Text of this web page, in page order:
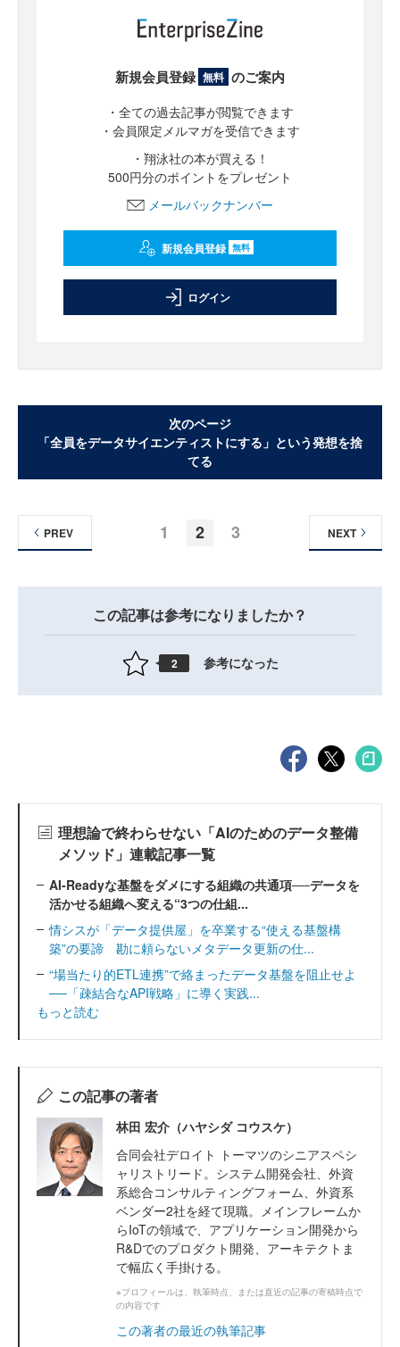
新規会員登録 無料 のご案内
・全ての過去記事が閲覧できます
・会員限定メルマガを受信できます
・翔泳社の本が買える！
500円分のポイントをプレゼント
メールバックナンバー
新規会員登録 無料
ログイン
次のページ
「全員をデータサイエンティストにする」という発想を捨
てる
1 2 3
PREV NEXT
この記事は参考になりましたか？
2 参考になった
理想論で終わらせない「AIのためのデータ整備
メソッド」連載記事一覧
AI-Readyな基盤をダメにする組織の共通項──データを
活かせる組織へ変える“3つの仕組...
情シスが「データ提供屋」を卒業する“使える基盤構
築”の要諦 勘に頼らないメタデータ更新の仕...
“場当たり的ETL連携”で絡まったデータ基盤を阻止せよ
──「疎結合なAPI戦略」に導く実践...
もっと読む
この記事の著者
林田 宏介（ハヤシダ コウスケ）
合同会社デロイト トーマツのシニアスペシ
ャリストリード。システム開発会社、外資
系総合コンサルティングフォーム、外資系
ベンダー2社を経て現職。メインフレームか
らIoTの領域で、アプリケーション開発から
R&Dでのプロダクト開発、アーキテクトま
で幅広く手掛ける。
※プロフィールは、執筆時点、または直近の記事の寄稿時点で
の内容です
この著者の最近の執筆記事